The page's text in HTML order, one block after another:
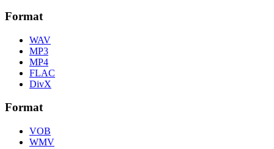
Format
WAV
MP3
MP4
FLAC
DivX
Format
VOB
WMV